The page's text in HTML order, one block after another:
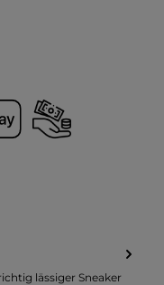
lässiger Sneaker